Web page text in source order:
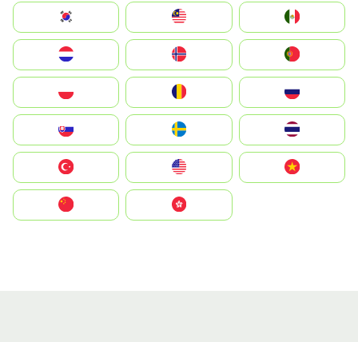
South Korea
United States
中國香港特別行政區